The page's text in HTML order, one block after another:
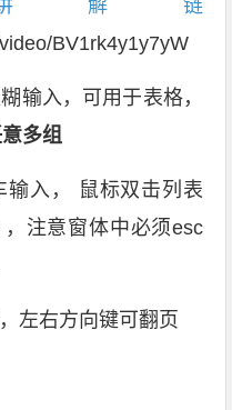
解链
BV1rk4y1y7yW
输入，可用于表格，
多组
输入， 鼠标双击列表
注意窗体中必须esc
左右方向键可翻页